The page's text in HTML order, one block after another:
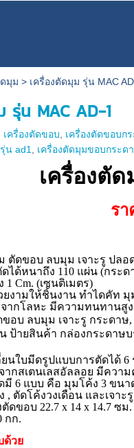
มุม > เครื่องตัดมุม รุ่น MAC
รุ่น MAC AD-1
เครื่องตัดขอบ เครื่องตัดขอบก
น ad1 เครื่องตัดมุมขอบกระด
เครื่องตั
รา
ตัดขอบ ลบมุม เจาะรู ปลอ
ได้หนาถึง 110 แผ่น (กระด
1 Cm. (เซนติเมตร)
ยงามให้ชิ้นงาน ทำไดคัท มุ
จากโลหะ มีความทนทานสูง
อบ ลบมุม เจาะรู กระดา
ป้ายสินค้า กล่องกระดาษ
ยนใบมีดรูปแบบการตัดได้ 6
ากสเตนเลสอัลลอย มีควา
มี 6 แบบ คือ มุมโค้ง 3 ขนา
, ตัดโค้งวงเดือน และเจาะ
ดขอบ 22.7 x 14 x 14.7 ซม.
กก.
ด้วย